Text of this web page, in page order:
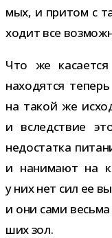
мых, и при­том с
хо­дит все
Что же
нахо­дятся
на такой же
и вслед­ствие
недо­статка
и нани­мают на
у них нет сил ее
и они сами
ших зол.